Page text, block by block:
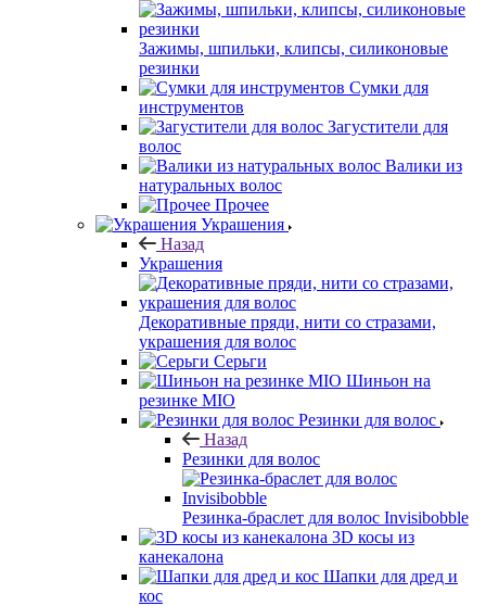
Зажимы, шпильки, клипсы, силиконовые
резинки
Сумки для
инструментов
Загустители для
волос
Валики из
натуральных волос
Прочее
Украшения
Назад
Украшения
Декоративные пряди, нити со стразами,
украшения для волос
Серьги
Шиньон на
резинке MIO
Резинки для волос
Назад
Резинки для волос
Резинка-браслет для волос Invisibobble
3D косы из
канекалона
Шапки для дред и
кос